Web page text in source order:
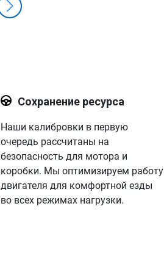
Сохранение ресурса
Наши калибровки в первую
очередь рассчитаны на
безопасность для мотора и
коробки. Мы оптимизируем работу
двигателя для комфортной езды
во всех режимах нагрузки.